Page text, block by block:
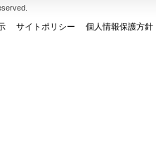
サイトポリシー
個人情報保護方針